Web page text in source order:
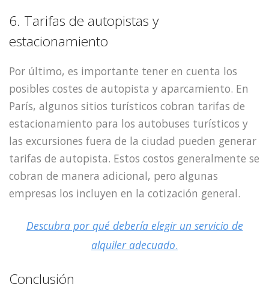
6. Tarifas de autopistas y
estacionamiento
Por último, es importante tener en cuenta los
posibles costes de autopista y aparcamiento. En
París, algunos sitios turísticos cobran tarifas de
estacionamiento para los autobuses turísticos y
las excursiones fuera de la ciudad pueden generar
tarifas de autopista. Estos costos generalmente se
cobran de manera adicional, pero algunas
empresas los incluyen en la cotización general.
Descubra por qué debería elegir un servicio de
alquiler adecuado.
Conclusión